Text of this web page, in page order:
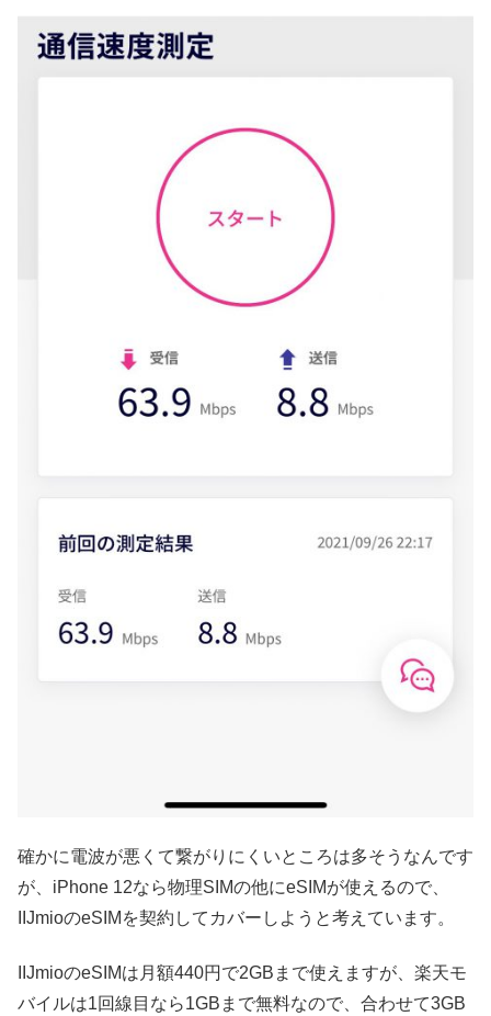
確かに電波が悪くて繋がりにくいところは多そうなんです
が、iPhone 12なら物理SIMの他にeSIMが使えるので、
IIJmioのeSIMを契約してカバーしようと考えています。
IIJmioのeSIMは月額440円で2GBまで使えますが、楽天モ
バイルは1回線目なら1GBまで無料なので、合わせて3GB